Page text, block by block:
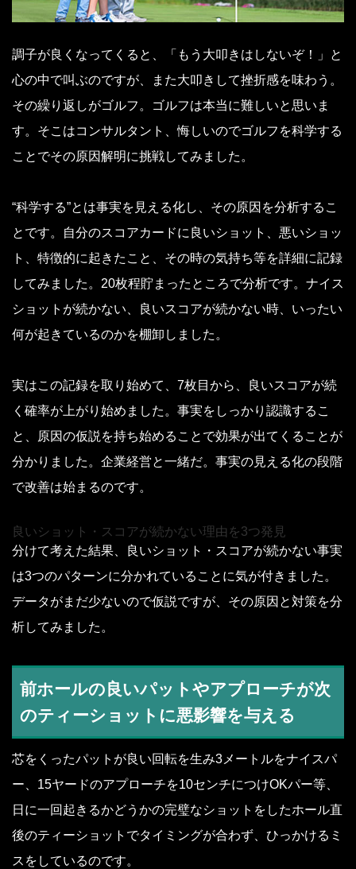
調子が良くなってくると、「もう大叩きはしないぞ！」と
心の中で叫ぶのですが、また大叩きして挫折感を味わう。
その繰り返しがゴルフ。ゴルフは本当に難しいと思いま
す。そこはコンサルタント、悔しいのでゴルフを科学する
ことでその原因解明に挑戦してみました。
“科学する”とは事実を見える化し、その原因を分析するこ
とです。自分のスコアカードに良いショット、悪いショッ
ト、特徴的に起きたこと、その時の気持ち等を詳細に記録
してみました。20枚程貯まったところで分析です。ナイス
ショットが続かない、良いスコアが続かない時、いったい
何が起きているのかを棚卸しました。
実はこの記録を取り始めて、7枚目から、良いスコアが続
く確率が上がり始めました。事実をしっかり認識するこ
と、原因の仮説を持ち始めることで効果が出てくることが
分かりました。企業経営と一緒だ。事実の見える化の段階
で改善は始まるのです。
良いショット・スコアが続かない理由を3つ発見
分けて考えた結果、良いショット・スコアが続かない事実
は3つのパターンに分かれていることに気が付きました。
データがまだ少ないので仮説ですが、その原因と対策を分
析してみました。
前ホールの良いパットやアプローチが次
のティーショットに悪影響を与える
芯をくったパットが良い回転を生み3メートルをナイスパ
ー、15ヤードのアプローチを10センチにつけOKパー等、
日に一回起きるかどうかの完璧なショットをしたホール直
後のティーショットでタイミングが合わず、ひっかけるミ
スをしているのです。